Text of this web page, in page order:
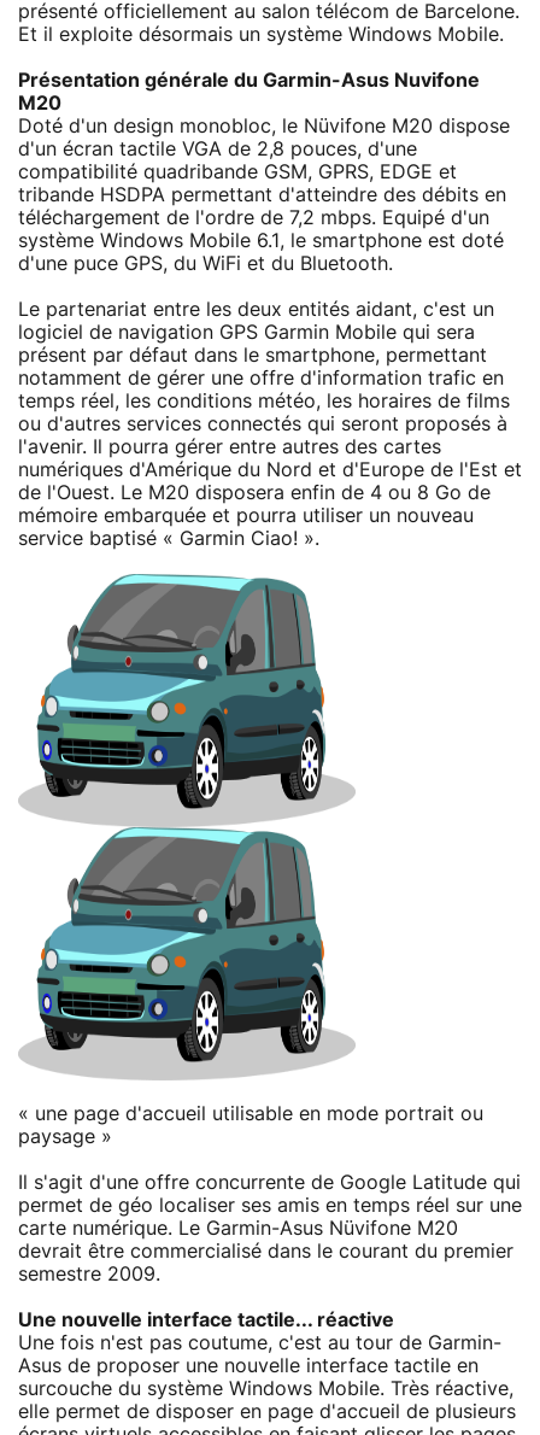
présenté officiellement au salon télécom de Barcelone.
Et il exploite désormais un système Windows Mobile.
Présentation générale du Garmin-Asus Nuvifone
M20
Doté d'un design monobloc, le Nüvifone M20 dispose
d'un écran tactile VGA de 2,8 pouces, d'une
compatibilité quadribande GSM, GPRS, EDGE et
tribande HSDPA permettant d'atteindre des débits en
téléchargement de l'ordre de 7,2 mbps. Equipé d'un
système Windows Mobile 6.1, le smartphone est doté
d'une puce GPS, du WiFi et du Bluetooth.
Le partenariat entre les deux entités aidant, c'est un
logiciel de navigation GPS Garmin Mobile qui sera
présent par défaut dans le smartphone, permettant
notamment de gérer une offre d'information trafic en
temps réel, les conditions météo, les horaires de films
ou d'autres services connectés qui seront proposés à
l'avenir. Il pourra gérer entre autres des cartes
numériques d'Amérique du Nord et d'Europe de l'Est et
de l'Ouest. Le M20 disposera enfin de 4 ou 8 Go de
mémoire embarquée et pourra utiliser un nouveau
service baptisé « Garmin Ciao! ».
« une page d'accueil utilisable en mode portrait ou
paysage »
Il s'agit d'une offre concurrente de Google Latitude qui
permet de géo localiser ses amis en temps réel sur une
carte numérique. Le Garmin-Asus Nüvifone M20
devrait être commercialisé dans le courant du premier
semestre 2009.
Une nouvelle interface tactile... réactive
Une fois n'est pas coutume, c'est au tour de Garmin-
Asus de proposer une nouvelle interface tactile en
surcouche du système Windows Mobile. Très réactive,
elle permet de disposer en page d'accueil de plusieurs